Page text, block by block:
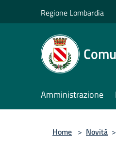
Regione Lombardia
Amministrazione
Home > Novità >